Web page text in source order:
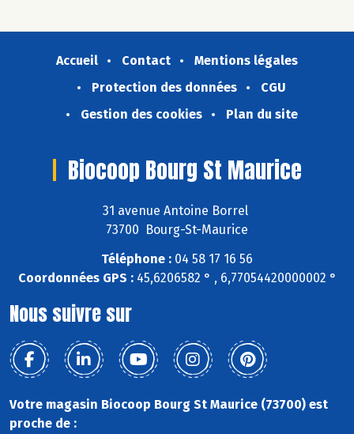
Accueil Contact
Mentions légales
Protection des données
CGU
Gestion des cookies
Plan du site
Biocoop Bourg St Maurice
31 avenue Antoine Borrel
73700 Bourg-St-Maurice
Téléphone : 04 58 17 16 56
Coordonnées GPS :45,6206582 ° , 6,77054420000002 °
Nous suivre sur
Votre magasin Biocoop Bourg St Maurice (73700) est
proche de :